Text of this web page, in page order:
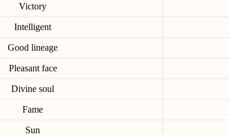
Victory
Intelligent
Good lineage
Pleasant face
Divine soul
Fame
Sun